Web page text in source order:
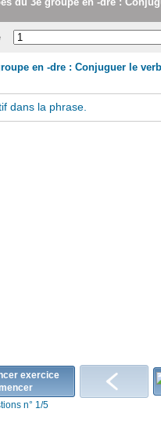
en -dre : Conjuguer le
dans la phrase.
n° 1/5